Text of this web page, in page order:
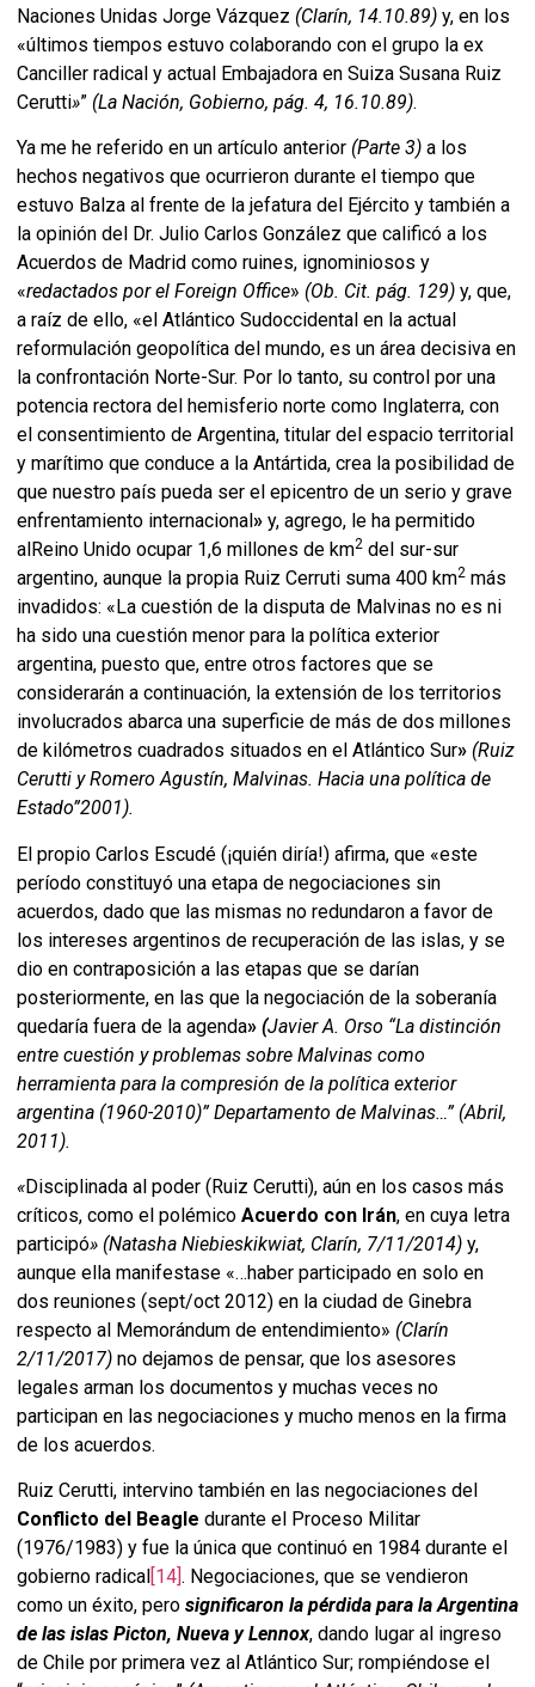
Naciones Unidas Jorge Vázquez (Clarín, 14.10.89) y, en los
«últimos tiempos estuvo colaborando con el grupo la ex
Canciller radical y actual Embajadora en Suiza Susana Ruiz
Cerutti»” (La Nación, Gobierno, pág. 4, 16.10.89).
Ya me he referido en un artículo anterior (Parte 3) a los
hechos negativos que ocurrieron durante el tiempo que
estuvo Balza al frente de la jefatura del Ejército y también a
la opinión del Dr. Julio Carlos González que calificó a los
Acuerdos de Madrid como ruines, ignominiosos y
«redactados por el Foreign Office» (Ob. Cit. pág. 129) y, que,
a raíz de ello, «el Atlántico Sudoccidental en la actual
reformulación geopolítica del mundo, es un área decisiva en
la confrontación Norte-Sur. Por lo tanto, su control por una
potencia rectora del hemisferio norte como Inglaterra, con
el consentimiento de Argentina, titular del espacio territorial
y marítimo que conduce a la Antártida, crea la posibilidad de
que nuestro país pueda ser el epicentro de un serio y grave
enfrentamiento internacional » y, agrego, le ha permitido
alReino Unido ocupar 1,6 millones de km2 del sur-sur
argentino, aunque la propia Ruiz Cerruti suma 400 km2 más
invadidos: «La cuestión de la disputa de Malvinas no es ni
ha sido una cuestión menor para la política exterior
argentina, puesto que, entre otros factores que se
considerarán a continuación, la extensión de los territorios
involucrados abarca una superficie de más de dos millones
de kilómetros cuadrados situados en el Atlántico Sur» (Ruiz
Cerutti y Romero Agustín, Malvinas. Hacia una política de
Estado”2001).
El propio Carlos Escudé (¡quién diría!) afirma, que «este
período constituyó una etapa de negociaciones sin
acuerdos, dado que las mismas no redundaron a favor de
los intereses argentinos de recuperación de las islas, y se
dio en contraposición a las etapas que se darían
posteriormente, en las que la negociación de la soberanía
quedaría fuera de la agenda» (Javier A. Orso “La distinción
entre cuestión y problemas sobre Malvinas como
herramienta para la compresión de la política exterior
argentina (1960-2010)” Departamento de Malvinas…” (Abril,
2011).
«Disciplinada al poder (Ruiz Cerutti), aún en los casos más
críticos, como el polémico Acuerdo con Irán, en cuya letra
participó» (Natasha Niebieskikwiat, Clarín, 7/11/2014) y,
aunque ella manifestase «…haber participado en solo en
dos reuniones (sept/oct 2012) en la ciudad de Ginebra
respecto al Memorándum de entendimiento» (Clarín
2/11/2017) no dejamos de pensar, que los asesores
legales arman los documentos y muchas veces no
participan en las negociaciones y mucho menos en la firma
de los acuerdos.
Ruiz Cerutti, intervino también en las negociaciones del
Conflicto del Beagle durante el Proceso Militar
(1976/1983) y fue la única que continuó en 1984 durante el
gobierno radical [14] . Negociaciones, que se vendieron
como un éxito, pero significaron la pérdida para la Argentina
de las islas Picton, Nueva y Lennox, dando lugar al ingreso
de Chile por primera vez al Atlántico Sur; rompiéndose el